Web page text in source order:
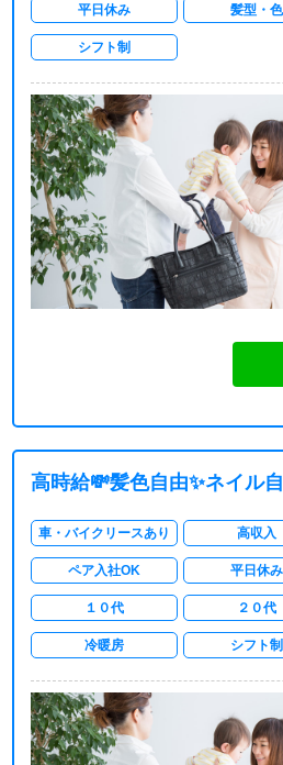
平日休み 髪型・色
シフト制
高時給💸髪色自由✨ネイル
車・バイクリースあり 高収入
ペア入社OK 平日休み
１０代 ２０代
冷暖房 シフト制